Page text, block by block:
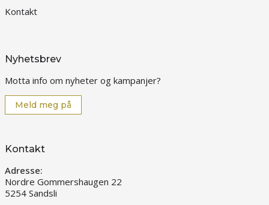
Kontakt
Nyhetsbrev
Motta info om nyheter og kampanjer?
Meld meg på
Kontakt
Adresse:
Nordre Gommershaugen 22
5254 Sandsli